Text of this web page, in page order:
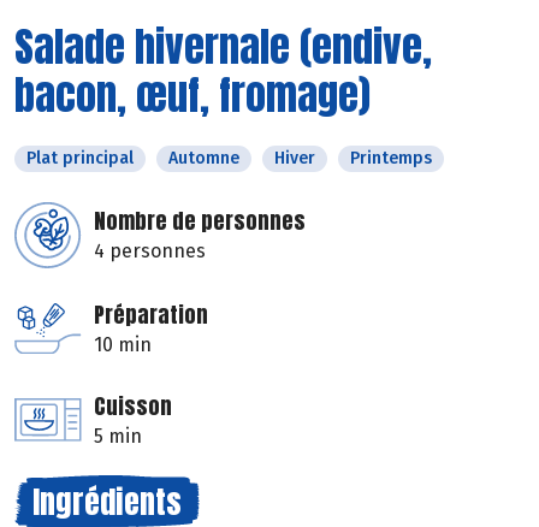
Salade hivernale (endive,
bacon, œuf, fromage)
Plat principal Automne Hiver Printemps
Nombre de personnes
4 personnes
Préparation
10 min
Cuisson
5 min
Ingrédients